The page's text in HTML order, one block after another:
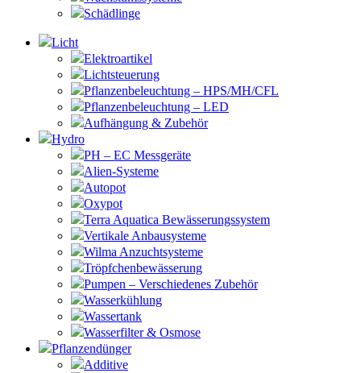
Schädlinge
Licht
Elektroartikel
Lichtsteuerung
Pflanzenbeleuchtung – HPS/MH/CFL
Pflanzenbeleuchtung – LED
Aufhängung & Zubehör
Hydro
PH – EC Messgeräte
Alien-Systeme
Autopot
Oxypot
Terra Aquatica Bewässerungssystem
Vertikale Anbausysteme
Wilma Anzuchtsysteme
Tröpfchenbewässerung
Pumpen – Verschiedenes Zubehör
Wasserkühlung
Wassertank
Wasserfilter & Osmose
Pflanzendünger
Additive